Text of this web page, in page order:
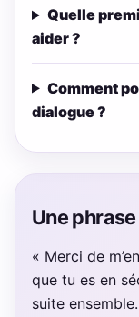
Quelle
aider ?
Comment
dialogue ?
Une
« Merci de
que tu es en
suite